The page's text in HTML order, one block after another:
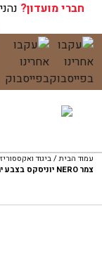
חברי מועדון?
דלג
לתוכן
עמוד הבית/ביגוד ואקססוריז
צמר NERO יוניסקס בצבע ירוק יער